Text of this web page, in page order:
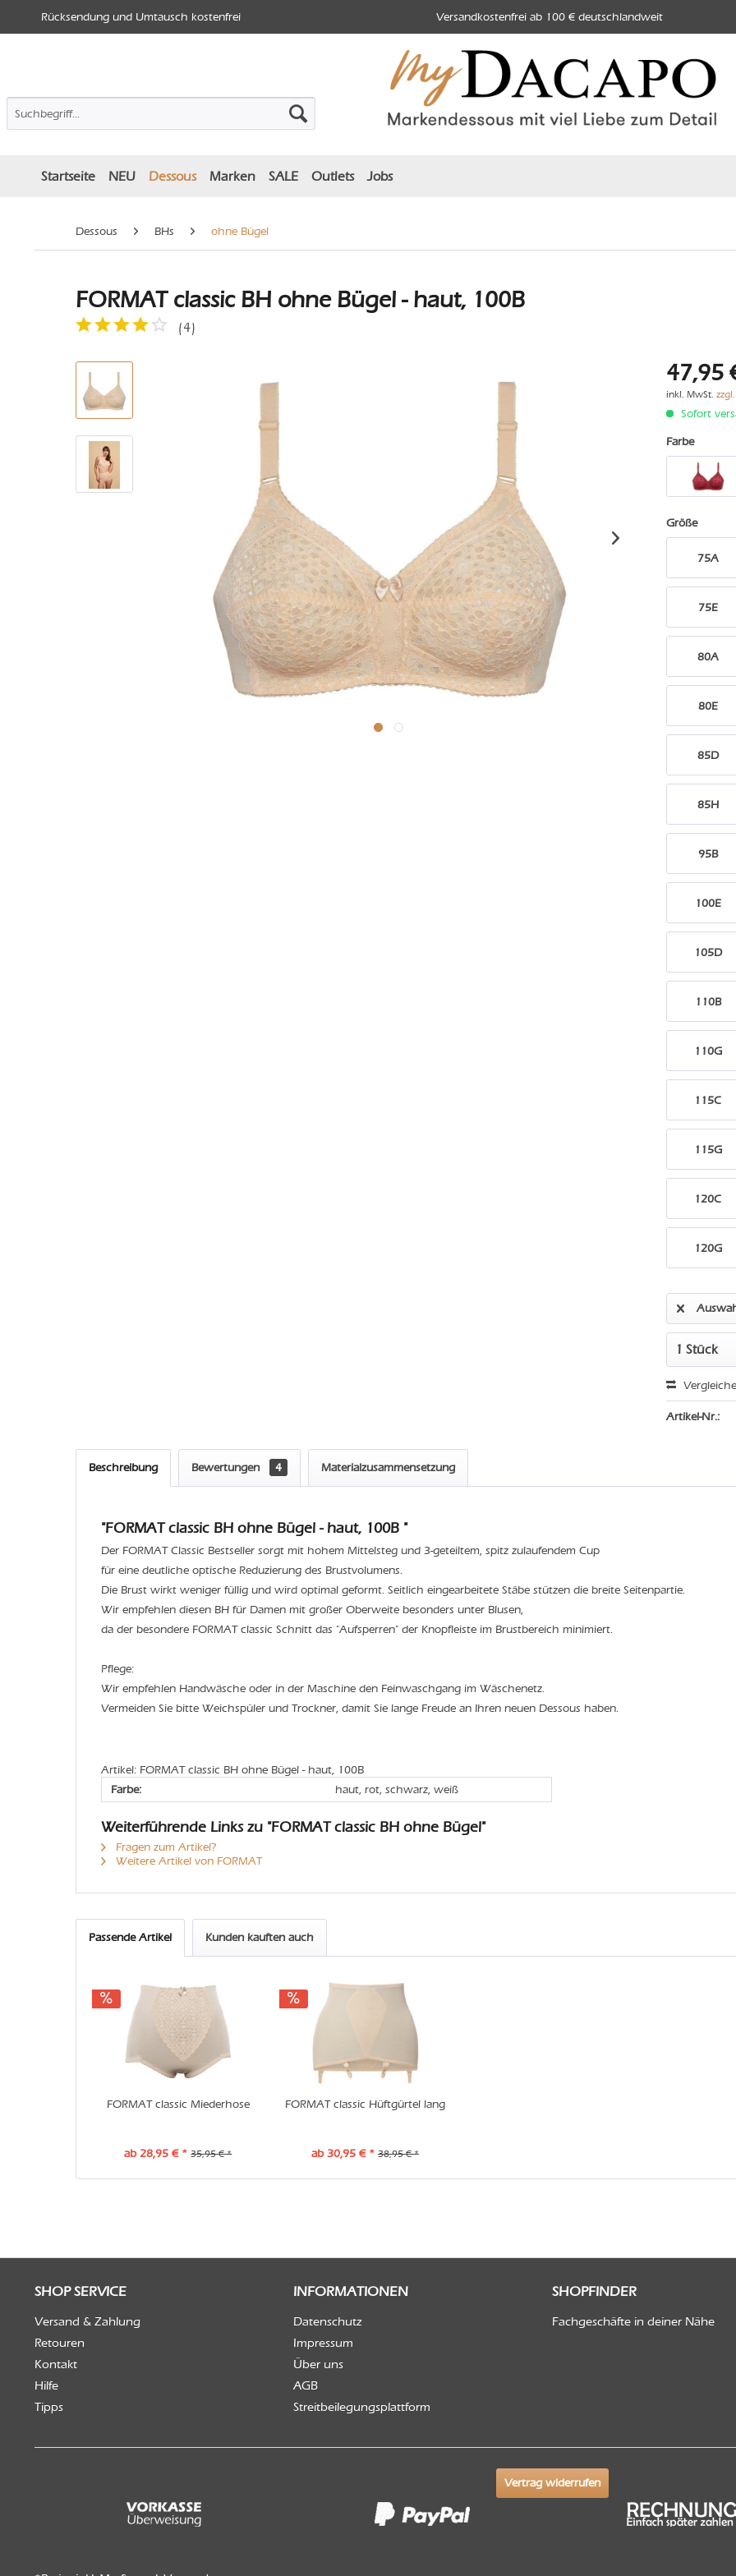
Rücksendung und Umtausch kostenfrei Versandkostenfrei ab 100 € deutschlandweit
Startseite NEU Dessous Marken SALE Outlets Jobs
Dessous BHs ohne Bügel
FORMAT classic BH ohne Bügel - haut, 100B
(4)
47,95
inkl. MwSt.
Sofort
Farbe
Größe
75A
75E
80A
80E
85D
85H
95B
100E
105D
110B
110G
115C
115G
120C
120G
Artikel-Nr.:
Beschreibung Bewertungen 4 Materialzusammensetzung
"FORMAT classic BH ohne Bügel - haut, 100B "
Der FORMAT Classic Bestseller sorgt mit hohem Mittelsteg und 3-geteiltem, spitz zulaufendem Cup
für eine deutliche optische Reduzierung des Brustvolumens.
Die Brust wirkt weniger füllig und wird optimal geformt. Seitlich eingearbeitete Stäbe stützen die breite Seitenpartie.
Wir empfehlen diesen BH für Damen mit großer Oberweite besonders unter Blusen,
da der besondere FORMAT classic Schnitt das "Aufsperren" der Knopfleiste im Brustbereich minimiert.
Pflege:
Wir empfehlen Handwäsche oder in der Maschine den Feinwaschgang im Wäschenetz.
Vermeiden Sie bitte Weichspüler und Trockner, damit Sie lange Freude an Ihren neuen Dessous haben.
Artikel: FORMAT classic BH ohne Bügel - haut, 100B
Farbe:
haut, rot, schwarz, weiß
Weiterführende Links zu "FORMAT classic BH ohne Bügel"
Fragen zum Artikel?
Weitere Artikel von FORMAT
Passende Artikel Kunden kauften auch
FORMAT classic Miederhose
ab 28,95 € * 35,95 € *
FORMAT classic Hüftgürtel lang
ab 30,95 € * 38,95 € *
SHOP SERVICE
Versand & Zahlung
Retouren
Kontakt
Hilfe
Tipps
INFORMATIONEN
Datenschutz
Impressum
Über uns
AGB
Streitbeilegungsplattform
SHOPFINDER
Fachgeschäfte in deiner Nähe
Vertrag widerrufen